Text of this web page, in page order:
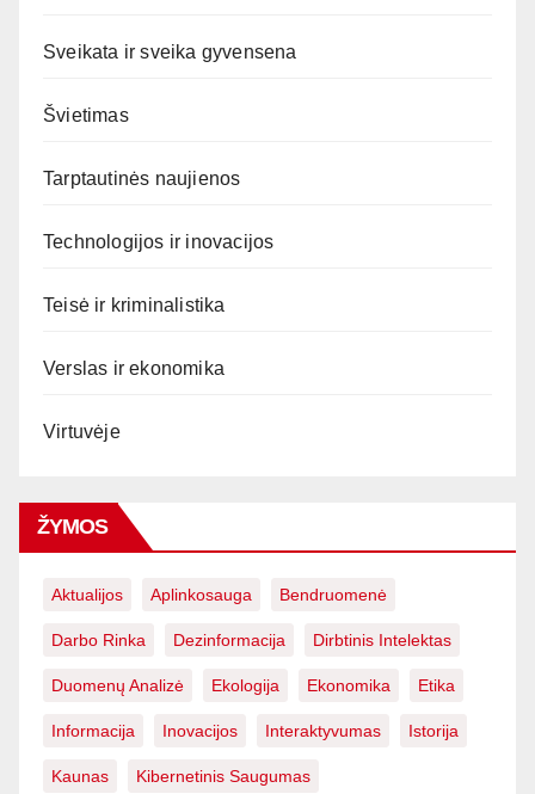
Sveikata ir sveika gyvensena
Švietimas
Tarptautinės naujienos
Technologijos ir inovacijos
Teisė ir kriminalistika
Verslas ir ekonomika
Virtuvėje
ŽYMOS
Aktualijos Aplinkosauga Bendruomenė
Darbo Rinka Dezinformacija Dirbtinis Intelektas
Duomenų Analizė Ekologija Ekonomika Etika
Informacija Inovacijos Interaktyvumas Istorija
Kaunas Kibernetinis Saugumas